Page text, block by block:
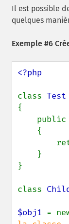
Il est possible
quelques
Exemple #6
<?php
class
{
}
class
$obj1 =